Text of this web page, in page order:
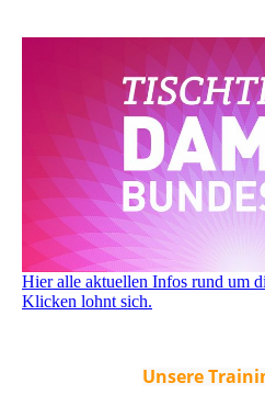
Hier alle aktuellen Infos rund um
Klicken lohnt sich.
Unsere